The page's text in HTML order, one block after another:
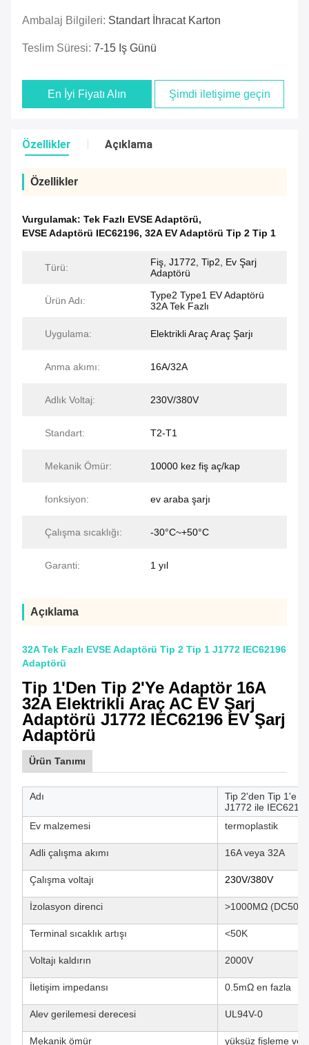
Ambalaj Bilgileri: Standart İhracat Karton
Teslim Süresi: 7-15 Iş Günü
En İyi Fiyatı Alın Şimdi iletişime geçin
Özellikler Açıklama
Özellikler
Vurgulamak: Tek Fazlı EVSE Adaptörü,
EVSE Adaptörü IEC62196, 32A EV Adaptörü Tip 2 Tip 1
Türü:
Fiş, J1772, Tip2, Ev Şarj
Adaptörü
Ürün Adı:
Type2 Type1 EV Adaptörü
32A Tek Fazlı
Uygulama: Elektrikli Araç Araç Şarjı
Anma akımı: 16A/32A
Adlık Voltaj: 230V/380V
Standart: T2-T1
Mekanik Ömür: 10000 kez fiş aç/kap
fonksiyon: ev araba şarjı
Çalışma sıcaklığı: -30°C~+50°C
Garanti: 1 yıl
Açıklama
32A Tek Fazlı EVSE Adaptörü Tip 2 Tip 1 J1772 IEC62196
Adaptörü
Tip 1'den Tip 2'ye Adaptör 16A
32A Elektrikli Araç AC EV Şarj
Adaptörü J1772 IEC62196 EV Şarj
Adaptörü
Ürün Tanımı
Adı
Tip 2'den Tip 1'e
J1772 ile
Ev malzemesi
termoplastik
Adli çalışma akımı 16A veya 32A
Çalışma voltajı 230V/380V
İzolasyon direnci >1000MΩ
Terminal sıcaklık artışı <50K
Voltajı kaldırın 2000V
İletişim impedansı 0.5mΩ en fazla
Alev gerilemesi derecesi UL94V-0
Mekanik ömür yüksüz fişleme ve